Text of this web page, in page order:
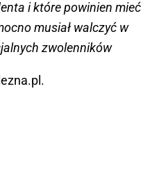
i które powinien mieć
musiał walczyć w
zwolenników